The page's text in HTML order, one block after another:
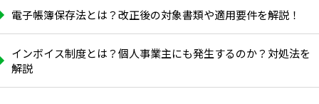
電子帳簿保存法とは？改正後の対象書類や適用要件を解説！
インボイス制度とは？個人事業主にも発生するのか？対処法を
解説